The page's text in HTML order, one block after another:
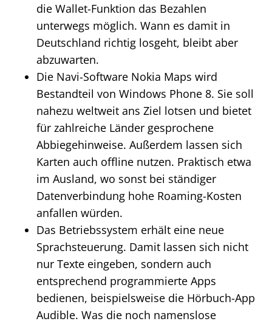
die Wallet-Funktion das Bezahlen
unterwegs möglich. Wann es damit in
Deutschland richtig losgeht, bleibt aber
abzuwarten.
Die Navi-Software Nokia Maps wird
Bestandteil von Windows Phone 8. Sie soll
nahezu weltweit ans Ziel lotsen und bietet
für zahlreiche Länder gesprochene
Abbiegehinweise. Außerdem lassen sich
Karten auch offline nutzen. Praktisch etwa
im Ausland, wo sonst bei ständiger
Datenverbindung hohe Roaming-Kosten
anfallen würden.
Das Betriebssystem erhält eine neue
Sprachsteuerung. Damit lassen sich nicht
nur Texte eingeben, sondern auch
entsprechend programmierte Apps
bedienen, beispielsweise die Hörbuch-App
Audible. Was die noch namenslose